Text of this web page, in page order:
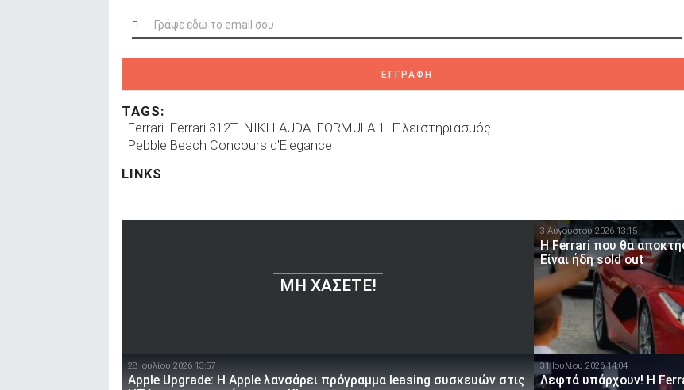
ΕΓΓΡΑΦΗ
TAGS:
Ferrari Ferrari 312T NIKI LAUDA FORMULA 1
Πλειστηριασμός
Pebble Beach Concours d'Elegance
LINKS
ΜΗ ΧΆΣΕΤΕ!
3 Αυγούστου 2026 13:15
Η Ferrari που θα
Είναι ήδη sold out
28 Ιουλίου 2026 13:57
Apple Upgrade: Η Apple λανσάρει πρόγραμμα leasing συσκευών στις
31 Ιουλίου 2026 14:04
Λεφτά υπάρχουν! Η